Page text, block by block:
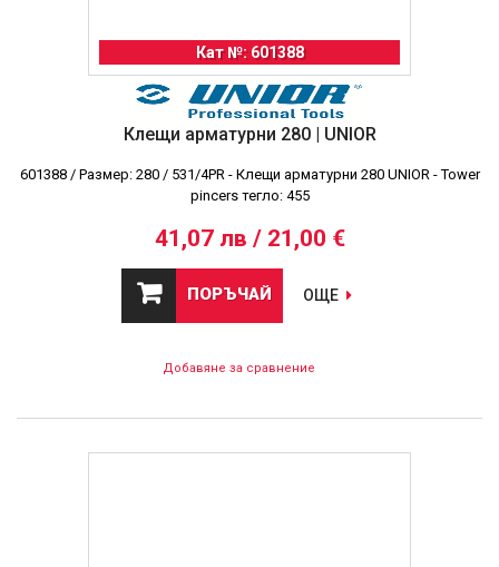
Кат №: 601388
Клещи арматурни 280 | UNIOR
601388 / Размер: 280 / 531/4PR - Клещи арматурни 280 UNIOR - Tower
pincers тегло: 455
41,07 лв / 21,00 €
ПОРЪЧАЙ ОЩЕ
Добавяне за сравнение